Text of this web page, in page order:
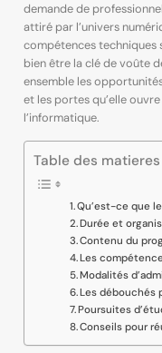
demande de
attiré par l’univers
compétences techniques
bien être la clé de voûte
ensemble les
et les portes qu’elle
l’informatique.
Table des matieres
Qu’est-ce que
Durée et
Contenu du
Les
Modalités
Les débouchés
Poursuites
Conseils pour